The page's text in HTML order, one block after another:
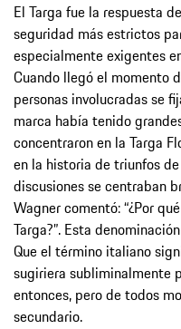
El Targa fue la respuesta
seguridad más estrictos
especialmente exigentes
Cuando llegó el momento
personas involucradas se
marca había tenido
concentraron en la Targa
en la historia de triunfos
discusiones se centraban
Wagner comentó: “¿Por
Targa?”. Esta
Que el término italiano
sugiriera subliminalmente
entonces, pero de todos
secundario.